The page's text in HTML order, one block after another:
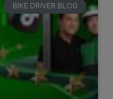
BIKE DRIVER BLOG